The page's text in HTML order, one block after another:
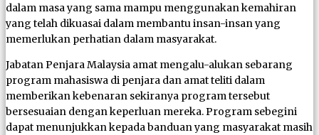
dalam masa yang sama mampu menggunakan kemahiran
yang telah dikuasai dalam membantu insan-insan yang
memerlukan perhatian dalam masyarakat.
Jabatan Penjara Malaysia amat mengalu-alukan sebarang
program mahasiswa di penjara dan amat teliti dalam
memberikan kebenaran sekiranya program tersebut
bersesuaian dengan keperluan mereka. Program sebegini
dapat menunjukkan kepada banduan yang masyarakat masih